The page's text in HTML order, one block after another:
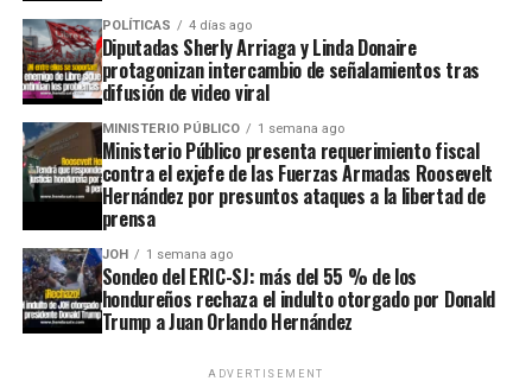
POLÍTICAS 4 días ago
Diputadas Sherly Arriaga y Linda Donaire
protagonizan intercambio de señalamientos tras
difusión de video viral
MINISTERIO PÚBLICO 1 semana ago
Ministerio Público presenta requerimiento fiscal
contra el exjefe de las Fuerzas Armadas Roosevelt
Hernández por presuntos ataques a la libertad de
prensa
JOH 1 semana ago
Sondeo del ERIC-SJ: más del 55 % de los
hondureños rechaza el indulto otorgado por Donald
Trump a Juan Orlando Hernández
ADVERTISEMENT